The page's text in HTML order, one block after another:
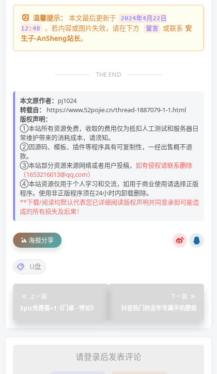
温馨提示： 本文最后更新于
2024年4月22日
12:48
，若内容或图片失效，请在下方 留言 或联系 安
生子-AnSheng站长。
THE END
本文原作者： pj1024
转载自：
https://www.52pojie.cn/thread-1887079-1-1.html
版权声明：
①本站所有资源免费，收取的费用仅为抵扣人工测试和服务器日
常维护带来的消耗成本，请须知。
②因源码、模板、插件等程序具有可复制性，一经出售概不退
款。
③本站部分资源来源网络或者用户投稿， 如有侵权请联系删除
（1653216013@qq.com）
④本站资源仅用于个人学习和交流，如用于商业使用请选择正版
程序。使用非正版程序须在24小时内卸载删除。
**下载/阅读均默认代表您已详细阅读版权声明并同意承担可能造
成的所有损失及后果！
海报分享
U盘
上一篇
Epic免费喜+1《门扉 - 悖论》
下一篇
抖音热门的龙年专属手机壁纸
请登录后发表评论